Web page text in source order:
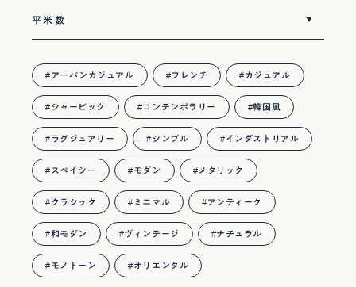
アーバンカジュアル フレンチ カジュアル
シャービック コンテンポラリー 韓国風
ラグジュアリー シンプル インダストリアル
スペイシー モダン メタリック
クラシック ミニマル アンティーク
和モダン ヴィンテージ ナチュラル
モノトーン オリエンタル